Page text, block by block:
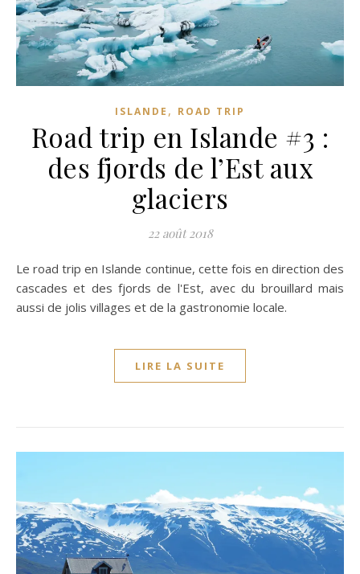
ISLANDE , ROAD TRIP
Road trip en Islande #3 :
des fjords de l’Est aux
glaciers
22 août 2018
Le road trip en Islande continue, cette fois en direction des
cascades et des fjords de l'Est, avec du brouillard mais
aussi de jolis villages et de la gastronomie locale.
LIRE LA SUITE